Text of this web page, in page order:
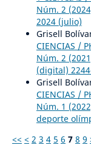
Núm. 2
2024 (julio)
Grisell
CIENCIAS /
Núm. 2
(digital)
Grisell
CIENCIAS /
Núm. 1
deporte
<< < 2 3 4 5 6 7 8 9